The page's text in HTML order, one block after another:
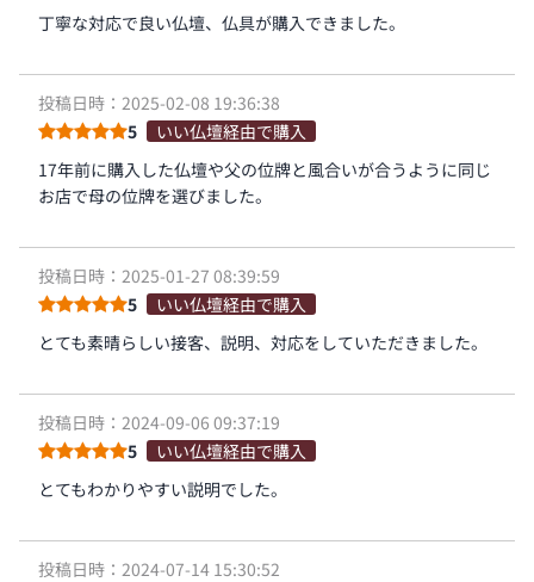
丁寧な対応で良い仏壇、仏具が購入できました。
投稿日時：2025-02-08 19:36:38
5
いい仏壇経由で購入
17年前に購入した仏壇や父の位牌と風合いが合うように同じ
お店で母の位牌を選びました。
投稿日時：2025-01-27 08:39:59
5
いい仏壇経由で購入
とても素晴らしい接客、説明、対応をしていただきました。
投稿日時：2024-09-06 09:37:19
5
いい仏壇経由で購入
とてもわかりやすい説明でした。
投稿日時：2024-07-14 15:30:52